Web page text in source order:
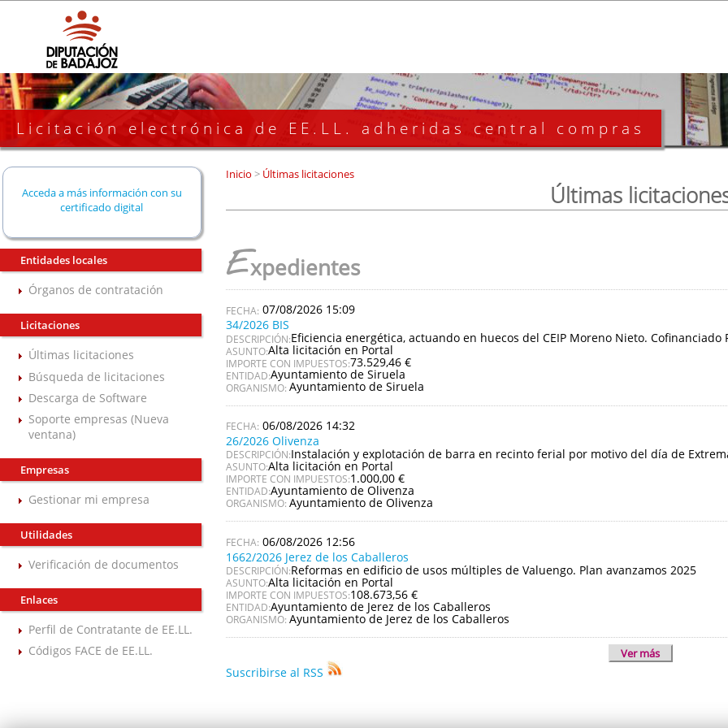
Licitación electrónica de EE.LL. adheridas central compras
Acceda a más información con su
certificado digital
Entidades locales
Órganos de contratación
Licitaciones
Últimas licitaciones
Búsqueda de licitaciones
Descarga de Software
Soporte empresas (Nueva
ventana)
Empresas
Gestionar mi empresa
Utilidades
Verificación de documentos
Enlaces
Perfil de Contratante de EE.LL.
Códigos FACE de EE.LL.
Inicio >Últimas licitaciones
Últimas
Expedientes
07/08/2026 15:09
34/2026 BIS
DESCRIPCIÓN:Eficiencia energética, actuando en huecos del CEIP Moreno Nieto. Cofinanciado
ASUNTO:Alta licitación en Portal
IMPORTE CON IMPUESTOS:73.529,46 €
ENTIDAD:Ayuntamiento de Siruela
ORGANISMO: Ayuntamiento de Siruela
06/08/2026 14:32
26/2026 Olivenza
DESCRIPCIÓN:Instalación y explotación de barra en recinto ferial por motivo del día de
ASUNTO:Alta licitación en Portal
IMPORTE CON IMPUESTOS:1.000,00 €
ENTIDAD:Ayuntamiento de Olivenza
ORGANISMO: Ayuntamiento de Olivenza
06/08/2026 12:56
1662/2026 Jerez de los Caballeros
DESCRIPCIÓN:Reformas en edificio de usos múltiples de Valuengo. Plan avanzamos 2025
ASUNTO:Alta licitación en Portal
IMPORTE CON IMPUESTOS:108.673,56 €
ENTIDAD:Ayuntamiento de Jerez de los Caballeros
ORGANISMO: Ayuntamiento de Jerez de los Caballeros
Ver más
Suscribirse al RSS